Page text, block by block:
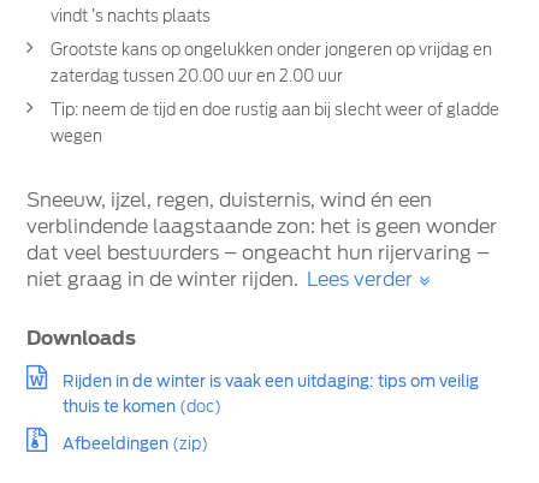
vindt ’s nachts plaats
Grootste kans op ongelukken onder jongeren op vrijdag en
zaterdag tussen 20.00 uur en 2.00 uur
Tip: neem de tijd en doe rustig aan bij slecht weer of gladde
wegen
Sneeuw, ijzel, regen, duisternis, wind én een
verblindende laagstaande zon: het is geen wonder
dat veel bestuurders – ongeacht hun rijervaring –
niet graag in de winter rijden. Lees verder
Downloads
Rijden in de winter is vaak een uitdaging: tips om veilig
thuis te komen (doc)
Afbeeldingen (zip)